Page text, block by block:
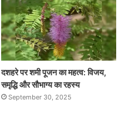
दशहरे पर शमी पूजन का महत्व: विजय,
समृद्धि और सौभाग्य का रहस्य
September 30, 2025